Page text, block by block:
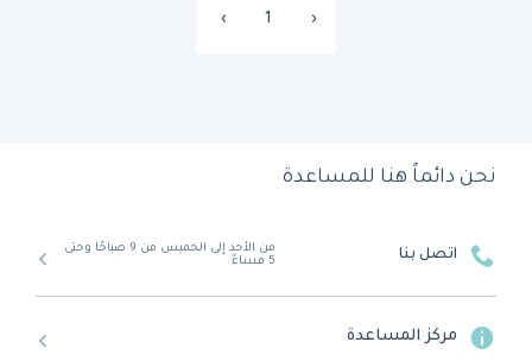
‹
1
›
نحن دائماً هنا للمساعدة
اتصل بنا
من الأحد إلى الخميس من 9 صباحًا وحتى
5 مساءً
مركز المساعدة